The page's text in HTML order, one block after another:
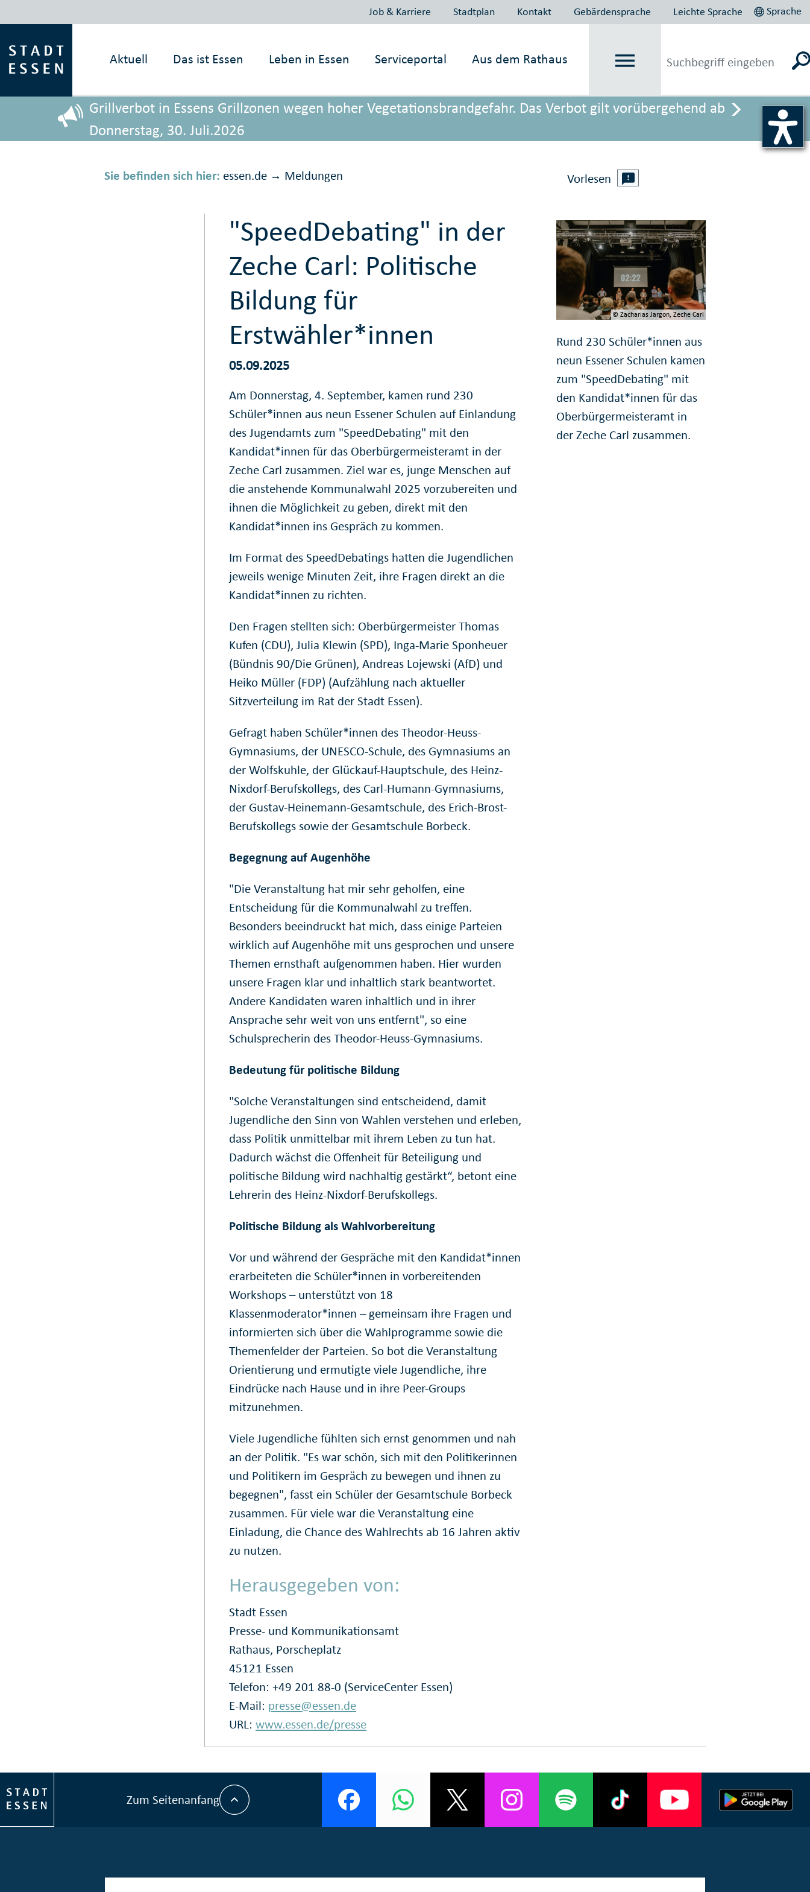
Job & Karriere Stadtplan Kontakt Gebärdensprache Leichte Sprache Sprache
Aktuell Das ist Essen Leben in Essen Serviceportal Aus dem Rathaus
Grillverbot in Essens Grillzonen wegen hoher Vegetationsbrandgefahr. Das Verbot gilt vorübergehend ab
Donnerstag, 30. Juli.2026
Sie befinden sich hier: essen.de → Meldungen Vorlesen
"SpeedDebating" in der
Zeche Carl: Politische
Bildung für
Erstwähler*innen
05.09.2025
Am Donnerstag, 4. September, kamen rund 230
Schüler*innen aus neun Essener Schulen auf Einlandung
des Jugendamts zum "SpeedDebating" mit den
Kandidat*innen für das Oberbürgermeisteramt in der
Zeche Carl zusammen. Ziel war es, junge Menschen auf
die anstehende Kommunalwahl 2025 vorzubereiten und
ihnen die Möglichkeit zu geben, direkt mit den
Kandidat*innen ins Gespräch zu kommen.
Im Format des SpeedDebatings hatten die Jugendlichen
jeweils wenige Minuten Zeit, ihre Fragen direkt an die
Kandidat*innen zu richten.
Den Fragen stellten sich: Oberbürgermeister Thomas
Kufen (CDU), Julia Klewin (SPD), Inga-Marie Sponheuer
(Bündnis 90/Die Grünen), Andreas Lojewski (AfD) und
Heiko Müller (FDP) (Aufzählung nach aktueller
Sitzverteilung im Rat der Stadt Essen).
Gefragt haben Schüler*innen des Theodor-Heuss-
Gymnasiums, der UNESCO-Schule, des Gymnasiums an
der Wolfskuhle, der Glückauf-Hauptschule, des Heinz-
Nixdorf-Berufskollegs, des Carl-Humann-Gymnasiums,
der Gustav-Heinemann-Gesamtschule, des Erich-Brost-
Berufskollegs sowie der Gesamtschule Borbeck.
Begegnung auf Augenhöhe
"Die Veranstaltung hat mir sehr geholfen, eine
Entscheidung für die Kommunalwahl zu treffen.
Besonders beeindruckt hat mich, dass einige Parteien
wirklich auf Augenhöhe mit uns gesprochen und unsere
Themen ernsthaft aufgenommen haben. Hier wurden
unsere Fragen klar und inhaltlich stark beantwortet.
Andere Kandidaten waren inhaltlich und in ihrer
Ansprache sehr weit von uns entfernt", so eine
Schulsprecherin des Theodor-Heuss-Gymnasiums.
Bedeutung für politische Bildung
"Solche Veranstaltungen sind entscheidend, damit
Jugendliche den Sinn von Wahlen verstehen und erleben,
dass Politik unmittelbar mit ihrem Leben zu tun hat.
Dadurch wächst die Offenheit für Beteiligung und
politische Bildung wird nachhaltig gestärkt“, betont eine
Lehrerin des Heinz-Nixdorf-Berufskollegs.
Politische Bildung als Wahlvorbereitung
Vor und während der Gespräche mit den Kandidat*innen
erarbeiteten die Schüler*innen in vorbereitenden
Workshops – unterstützt von 18
Klassenmoderator*innen – gemeinsam ihre Fragen und
informierten sich über die Wahlprogramme sowie die
Themenfelder der Parteien. So bot die Veranstaltung
Orientierung und ermutigte viele Jugendliche, ihre
Eindrücke nach Hause und in ihre Peer-Groups
mitzunehmen.
Viele Jugendliche fühlten sich ernst genommen und nah
an der Politik. "Es war schön, sich mit den Politikerinnen
und Politikern im Gespräch zu bewegen und ihnen zu
begegnen", fasst ein Schüler der Gesamtschule Borbeck
zusammen. Für viele war die Veranstaltung eine
Einladung, die Chance des Wahlrechts ab 16 Jahren aktiv
zu nutzen.
Herausgegeben von:
Stadt Essen
Presse- und Kommunikationsamt
Rathaus, Porscheplatz
45121 Essen
Telefon: +49 201 88-0 (ServiceCenter Essen)
E-Mail: presse@essen.de
URL:www.essen.de/presse
© Zacharias Jargon, Zeche Carl
Rund 230 Schüler*innen aus
neun Essener Schulen kamen
zum "SpeedDebating" mit
den Kandidat*innen für das
Oberbürgermeisteramt in
der Zeche Carl zusammen.
Zum Seitenanfang